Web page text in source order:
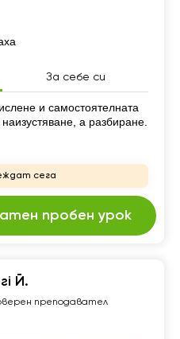
За себе си
и самостоятелната
а разбиране.
сега
пробен урок
Й.
преподавател